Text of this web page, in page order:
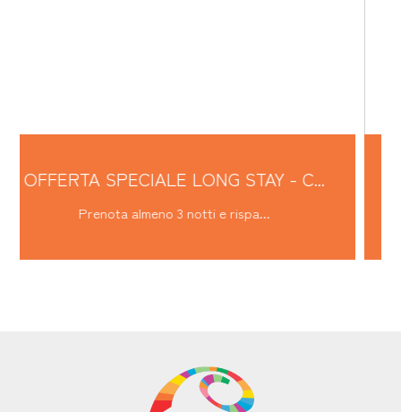
OFFERTA SPECIALE LONG STAY - P...
Prenota almeno 3 notti e rispa...